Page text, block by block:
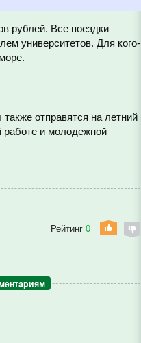
рублей. Все поездки
университетов. Для кого-
отправятся на летний
работе и молодежной
Рейтинг 0